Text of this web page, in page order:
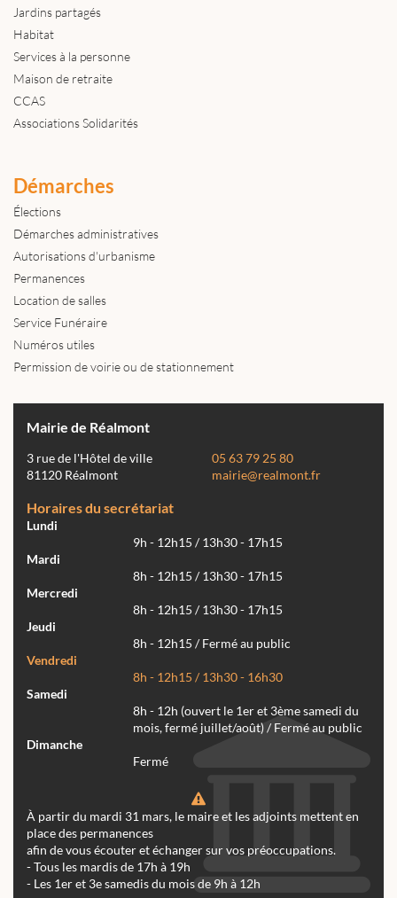
Jardins partagés
Habitat
Services à la personne
Maison de retraite
CCAS
Associations Solidarités
Démarches
Élections
Démarches administratives
Autorisations d'urbanisme
Permanences
Location de salles
Service Funéraire
Numéros utiles
Permission de voirie ou de stationnement
Mairie de Réalmont
3 rue de l'Hôtel de ville
81120 Réalmont
05 63 79 25 80
mairie@realmont.fr
Horaires du secrétariat
Lundi
9h - 12h15 / 13h30 - 17h15
Mardi
8h - 12h15 / 13h30 - 17h15
Mercredi
8h - 12h15 / 13h30 - 17h15
Jeudi
8h - 12h15 / Fermé au public
Vendredi
8h - 12h15 / 13h30 - 16h30
Samedi
8h - 12h (ouvert le 1er et 3ème samedi du
mois, fermé juillet/août) / Fermé au public
Dimanche
Fermé
À partir du mardi 31 mars, le maire et les adjoints mettent en
place des permanences
afin de vous écouter et échanger sur vos préoccupations.
- Tous les mardis de 17h à 19h
- Les 1er et 3e samedis du mois de 9h à 12h